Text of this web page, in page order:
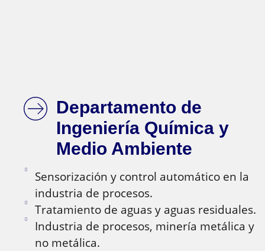
Departamento de
Ingeniería Química y
Medio Ambiente
Sensorización y control automático en la
industria de procesos.
Tratamiento de aguas y aguas residuales.
Industria de procesos, minería metálica y
no metálica.